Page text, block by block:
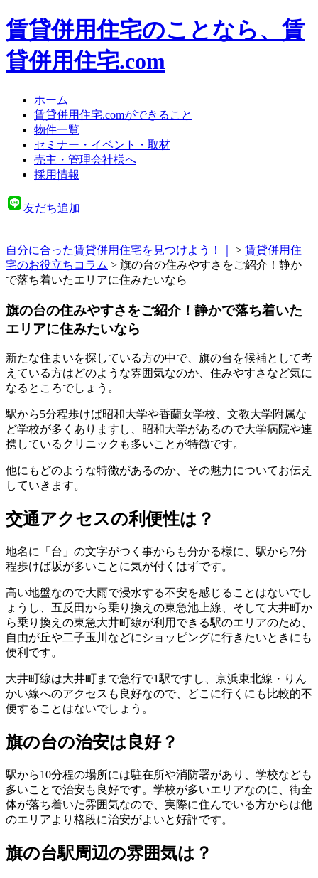
賃貸併用住宅のことなら、賃
貸併用住宅.com
ホーム
賃貸併用住宅.comができること
物件一覧
セミナー・イベント・取材
売主・管理会社様へ
採用情報
友だち追加
自分に合った賃貸併用住宅を見つけよう！｜ > 賃貸併用住
宅のお役立ちコラム > 旗の台の住みやすさをご紹介！静か
で落ち着いたエリアに住みたいなら
旗の台の住みやすさをご紹介！静かで落ち着いた
エリアに住みたいなら
新たな住まいを探している方の中で、旗の台を候補として考
えている方はどのような雰囲気なのか、住みやすさなど気に
なるところでしょう。
駅から5分程歩けば昭和大学や香蘭女学校、文教大学附属な
ど学校が多くありますし、昭和大学があるので大学病院や連
携しているクリニックも多いことが特徴です。
他にもどのような特徴があるのか、その魅力についてお伝え
していきます。
交通アクセスの利便性は？
地名に「台」の文字がつく事からも分かる様に、駅から7分
程歩けば坂が多いことに気が付くはずです。
高い地盤なので大雨で浸水する不安を感じることはないでし
ょうし、五反田から乗り換えの東急池上線、そして大井町か
ら乗り換えの東急大井町線が利用できる駅のエリアのため、
自由が丘や二子玉川などにショッピングに行きたいときにも
便利です。
大井町線は大井町まで急行で1駅ですし、京浜東北線・りん
かい線へのアクセスも良好なので、どこに行くにも比較的不
便することはないでしょう。
旗の台の治安は良好？
駅から10分程の場所には駐在所や消防署があり、学校なども
多いことで治安も良好です。学校が多いエリアなのに、街全
体が落ち着いた雰囲気なので、実際に住んでいる方からは他
のエリアより格段に治安がよいと好評です。
旗の台駅周辺の雰囲気は？